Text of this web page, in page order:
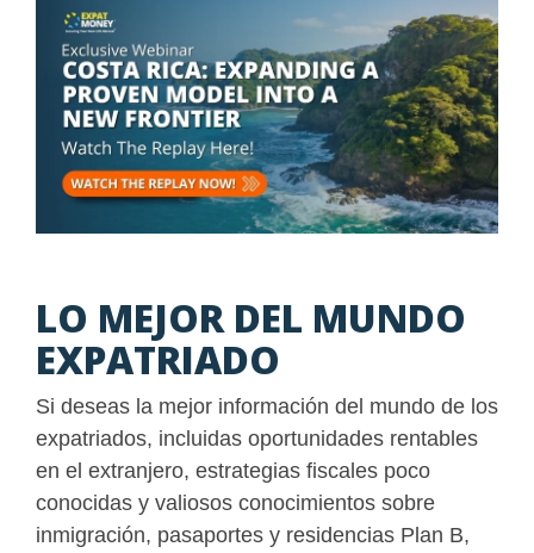
LO MEJOR DEL MUNDO
EXPATRIADO
Si deseas la mejor información del mundo de los
expatriados, incluidas oportunidades rentables
en el extranjero, estrategias fiscales poco
conocidas y valiosos conocimientos sobre
inmigración, pasaportes y residencias Plan B,